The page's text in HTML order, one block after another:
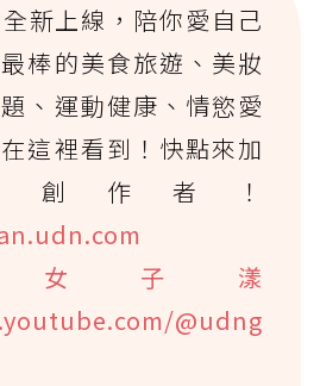
全新上線，陪你愛自己
棒的美食旅遊、美妝
、運動健康、情慾愛
這裡看到！快點來加
創作者！
女子漾
@udng